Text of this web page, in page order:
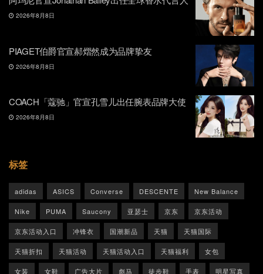
2026年8月8日
PIAGET伯爵官宣郝熠然成为品牌挚友
2026年8月8日
COACH「蔻驰」官宣孔雪儿出任腕表品牌大使
2026年8月8日
标签
adidas ASICS Converse DESCENTE New Balance
Nike PUMA Saucony 亚瑟士 京东 京东活动
京东活动入口 冲锋衣 国潮新品 天猫 天猫国际
天猫折扣 天猫活动 天猫活动入口 天猫福利 女包
女装 女鞋 广告大片 彪马 徒步鞋 手表 明星写真